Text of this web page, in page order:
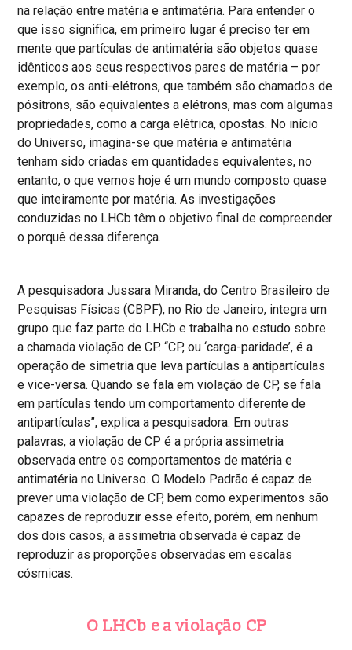
na relação entre matéria e antimatéria. Para entender o
que isso significa, em primeiro lugar é preciso ter em
mente que partículas de antimatéria são objetos quase
idênticos aos seus respectivos pares de matéria – por
exemplo, os anti-elétrons, que também são chamados de
pósitrons, são equivalentes a elétrons, mas com algumas
propriedades, como a carga elétrica, opostas. No início
do Universo, imagina-se que matéria e antimatéria
tenham sido criadas em quantidades equivalentes, no
entanto, o que vemos hoje é um mundo composto quase
que inteiramente por matéria. As investigações
conduzidas no LHCb têm o objetivo final de compreender
o porquê dessa diferença.
A pesquisadora Jussara Miranda, do Centro Brasileiro de
Pesquisas Físicas (CBPF), no Rio de Janeiro, integra um
grupo que faz parte do LHCb e trabalha no estudo sobre
a chamada violação de CP. “CP, ou ‘carga-paridade’, é a
operação de simetria que leva partículas a antipartículas
e vice-versa. Quando se fala em violação de CP, se fala
em partículas tendo um comportamento diferente de
antipartículas”, explica a pesquisadora. Em outras
palavras, a violação de CP é a própria assimetria
observada entre os comportamentos de matéria e
antimatéria no Universo. O Modelo Padrão é capaz de
prever uma violação de CP, bem como experimentos são
capazes de reproduzir esse efeito, porém, em nenhum
dos dois casos, a assimetria observada é capaz de
reproduzir as proporções observadas em escalas
cósmicas.
O LHCb e a violação CP